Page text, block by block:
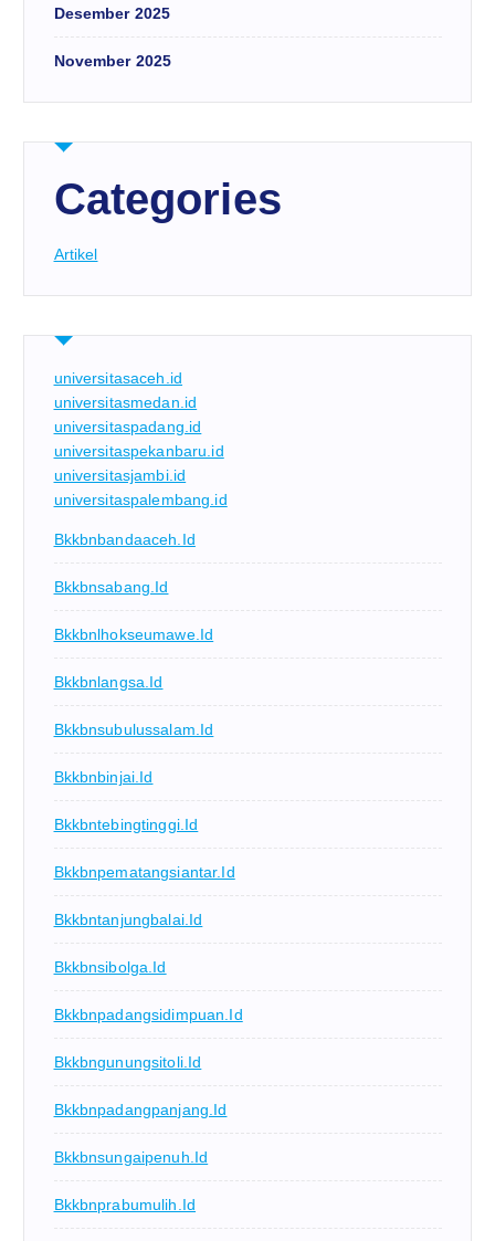
Desember 2025
November 2025
Categories
Artikel
universitasaceh.id
universitasmedan.id
universitaspadang.id
universitaspekanbaru.id
universitasjambi.id
universitaspalembang.id
Bkkbnbandaaceh.id
Bkkbnsabang.id
Bkkbnlhokseumawe.id
Bkkbnlangsa.id
Bkkbnsubulussalam.id
Bkkbnbinjai.id
Bkkbntebingtinggi.id
Bkkbnpematangsiantar.id
Bkkbntanjungbalai.id
Bkkbnsibolga.id
Bkkbnpadangsidimpuan.id
Bkkbngunungsitoli.id
Bkkbnpadangpanjang.id
Bkkbnsungaipenuh.id
Bkkbnprabumulih.id